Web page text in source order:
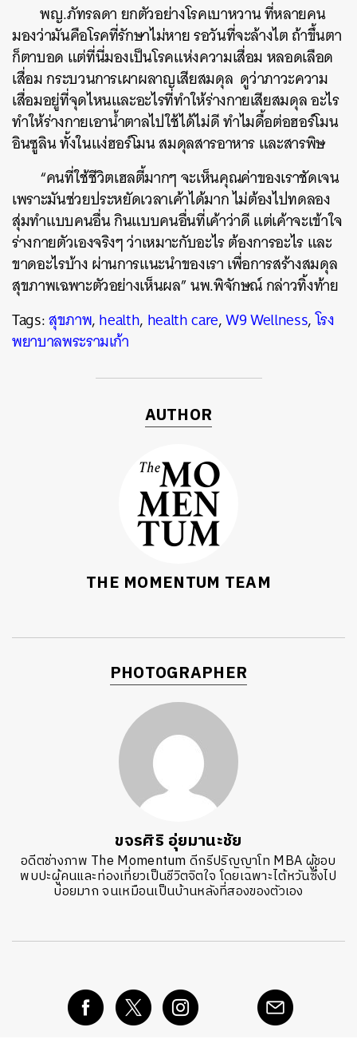
พญ.ภัทรลดา ยกตัวอย่างโรคเบาหวาน ที่หลายคน
มองว่ามันคือโรคที่รักษาไม่หาย รอวันที่จะล้างไต ถ้าขึ้นตา
ก็ตาบอด แต่ที่นี่มองเป็นโรคแห่งความเสื่อม หลอดเลือด
เสื่อม กระบวนการเผาผลาญเสียสมดุล ดูว่าภาวะความ
เสื่อมอยู่ที่จุดไหนและอะไรที่ทำให้ร่างกายเสียสมดุล อะไร
ทำให้ร่างกายเอาน้ำตาลไปใช้ได้ไม่ดี ทำไมดื้อต่อฮอร์โมน
อินซูลิน ทั้งในแง่ฮอร์โมน สมดุลสารอาหาร และสารพิษ
“คนที่ใช้ชีวิตเฮลตี้มากๆ จะเห็นคุณค่าของเราชัดเจน
เพราะมันช่วยประหยัดเวลาเค้าได้มาก ไม่ต้องไปทดลอง
สุ่มทำแบบคนอื่น กินแบบคนอื่นที่เค้าว่าดี แต่เค้าจะเข้าใจ
ร่างกายตัวเองจริงๆ ว่าเหมาะกับอะไร ต้องการอะไร และ
ขาดอะไรบ้าง ผ่านการแนะนำของเรา เพื่อการสร้างสมดุล
สุขภาพเฉพาะตัวอย่างเห็นผล” นพ.พิจักษณ์ กล่าวทิ้งท้าย
Tags:สุขภาพ,health, health care,W9 Wellness,โรง
พยาบาลพระรามเก้า
AUTHOR
THE MOMENTUM TEAM
PHOTOGRAPHER
ขจรศิริ อุ่ยมานะชัย
อดีตช่างภาพ The Momentum ดีกรีปริญญาโท MBA ผู้ชอบ
พบปะผู้คนและท่องเที่ยวเป็นชีวิตจิตใจ โดยเฉพาะไต้หวันซึ่งไป
บ่อยมาก จนเหมือนเป็นบ้านหลังที่สองของตัวเอง